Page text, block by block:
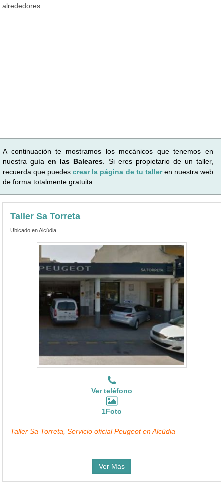
alrededores.
A continuación te mostramos los mecánicos que tenemos en
nuestra guíaen las Baleares . Si eres propietario de un taller,
recuerda que puedescrear la página de tu talleren nuestra web
de forma totalmente gratuita.
Taller Sa Torreta
Ubicado en Alcúdia
Ver teléfono
1Foto
Taller Sa Torreta, Servicio oficial Peugeot en Alcúdia
Ver Más